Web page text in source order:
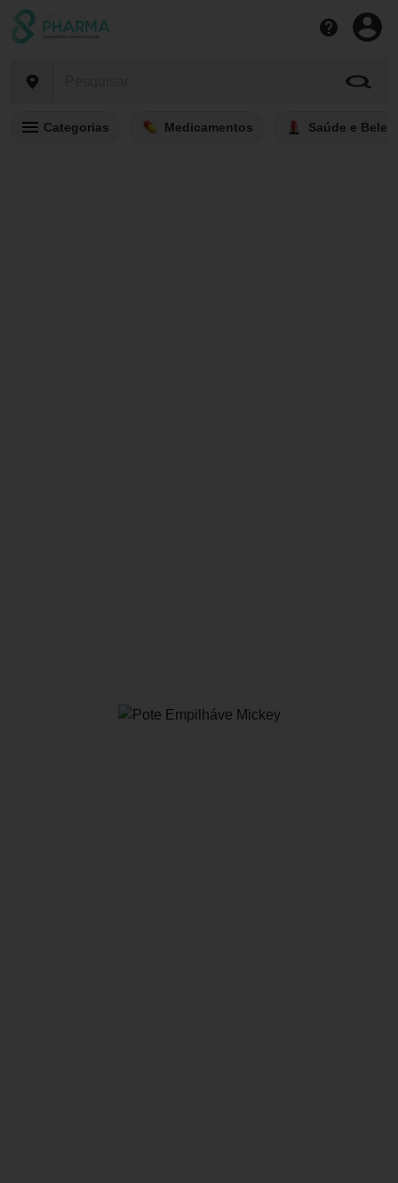
Categorias Medicamentos Saúde e